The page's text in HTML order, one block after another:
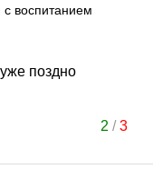
воспитанием
поздно
2 /3